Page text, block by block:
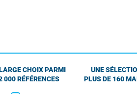
CHOIX PARMI
000 RÉFÉRENCES
UNE
PLUS DE 160